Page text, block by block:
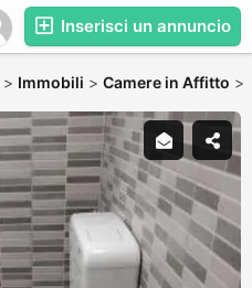
Inserisci un annuncio
> Immobili > Camere in Affitto >